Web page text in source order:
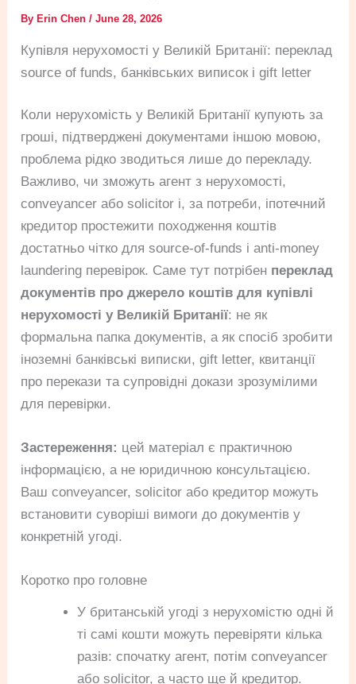
ByErin Chen/June 28, 2026
Купівля нерухомості у Великій Британії: переклад
source of funds, банківських виписок і gift letter
Коли нерухомість у Великій Британії купують за
гроші, підтверджені документами іншою мовою,
проблема рідко зводиться лише до перекладу.
Важливо, чи зможуть агент з нерухомості,
conveyancer або solicitor і, за потреби, іпотечний
кредитор простежити походження коштів
достатньо чітко для source-of-funds і anti-money
laundering перевірок. Саме тут потрібен переклад
документів про джерело коштів для купівлі
нерухомості у Великій Британії: не як
формальна папка документів, а як спосіб зробити
іноземні банківські виписки, gift letter, квитанції
про перекази та супровідні докази зрозумілими
для перевірки.
Застереження: цей матеріал є практичною
інформацією, а не юридичною консультацією.
Ваш conveyancer, solicitor або кредитор можуть
встановити суворіші вимоги до документів у
конкретній угоді.
Коротко про головне
У британській угоді з нерухомістю одні й
ті самі кошти можуть перевіряти кілька
разів: спочатку агент, потім conveyancer
або solicitor, а часто ще й кредитор.